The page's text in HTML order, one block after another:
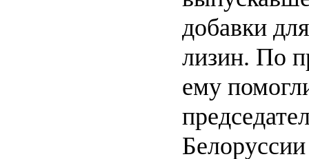
добавки
лизин. По
ему